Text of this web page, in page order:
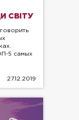
СВІТУ
5 самых
27.12.2019